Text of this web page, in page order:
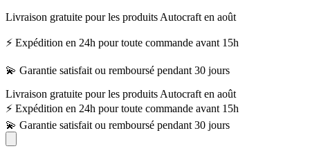
Livraison gratuite pour les produits Autocraft en août
⚡ Expédition en 24h pour toute commande avant 15h
💫 Garantie satisfait ou remboursé pendant 30 jours
Livraison gratuite pour les produits Autocraft en août
⚡ Expédition en 24h pour toute commande avant 15h
💫 Garantie satisfait ou remboursé pendant 30 jours